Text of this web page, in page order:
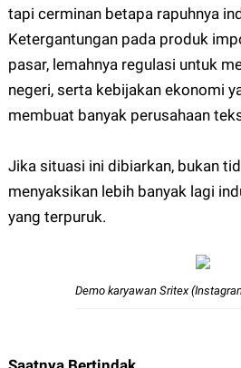
tapi cerminan betapa rapuhnya
Ketergantungan pada produk
pasar, lemahnya regulasi untuk
negeri, serta kebijakan ekonomi
membuat banyak perusahaan
Jika situasi ini dibiarkan, bukan
menyaksikan lebih banyak lagi
yang terpuruk.
Demo karyawan Sritex